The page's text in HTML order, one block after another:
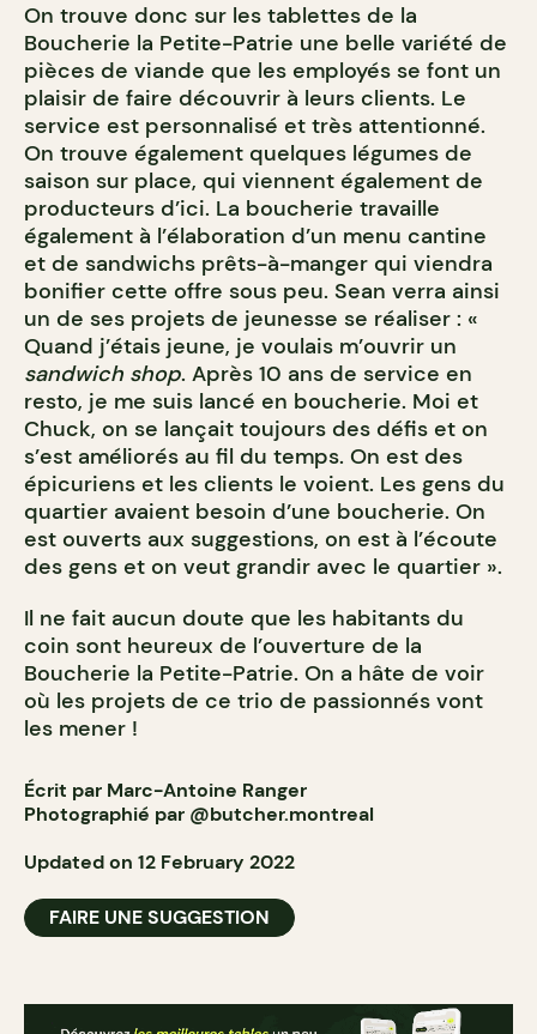
On trouve donc sur les tablettes de la
Boucherie la Petite-Patrie une belle variété de
pièces de viande que les employés se font un
plaisir de faire découvrir à leurs clients. Le
service est personnalisé et très attentionné.
On trouve également quelques légumes de
saison sur place, qui viennent également de
producteurs d’ici. La boucherie travaille
également à l’élaboration d’un menu cantine
et de sandwichs prêts-à-manger qui viendra
bonifier cette offre sous peu. Sean verra ainsi
un de ses projets de jeunesse se réaliser : «
Quand j’étais jeune, je voulais m’ouvrir un
sandwich shop. Après 10 ans de service en
resto, je me suis lancé en boucherie. Moi et
Chuck, on se lançait toujours des défis et on
s’est améliorés au fil du temps. On est des
épicuriens et les clients le voient. Les gens du
quartier avaient besoin d’une boucherie. On
est ouverts aux suggestions, on est à l’écoute
des gens et on veut grandir avec le quartier ».
Il ne fait aucun doute que les habitants du
coin sont heureux de l’ouverture de la
Boucherie la Petite-Patrie. On a hâte de voir
où les projets de ce trio de passionnés vont
les mener !
Écrit par Marc-Antoine Ranger
Photographié par @butcher.montreal
Updated on 12 February 2022
FAIRE UNE SUGGESTION